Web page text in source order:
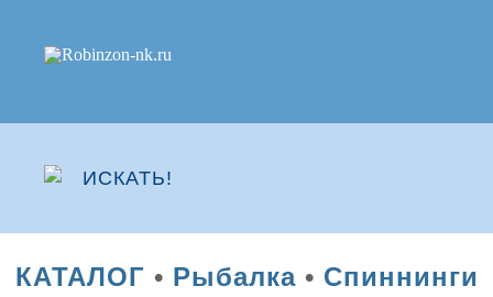
КАТАЛОГ • Рыбалка• Спиннинги